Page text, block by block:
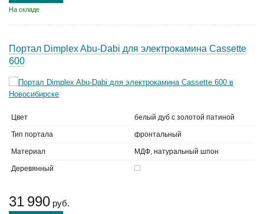
На складе
Портал Dimplex Abu-Dabi для электрокамина Cassette
600
Цвет белый дуб с золотой патиной
Тип портала фронтальный
Материал МДФ, натуральный шпон
Деревянный
31 990 руб.